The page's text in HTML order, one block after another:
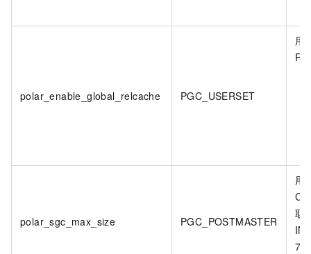
polar_enable_global_relcache PGC_USERSET
用
polar_sgc_max_size PGC_POSTMASTER
用
取
72